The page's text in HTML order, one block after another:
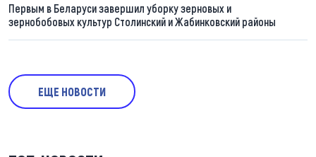
Первым в Беларуси завершил уборку зерновых и
зернобобовых культур Столинский и Жабинковский районы
ЕЩЕ НОВОСТИ